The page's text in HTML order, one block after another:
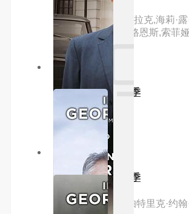
主演：艾米莉亚·克拉克,海莉·
伊万·多安,埃里克·格恩斯,索菲
9.0分 更新至09集
芝加哥烈焰第十四季
主演：内详
更新至09集
芝加哥警署第十三季
主演：杰森·贝盖,帕特里克·约